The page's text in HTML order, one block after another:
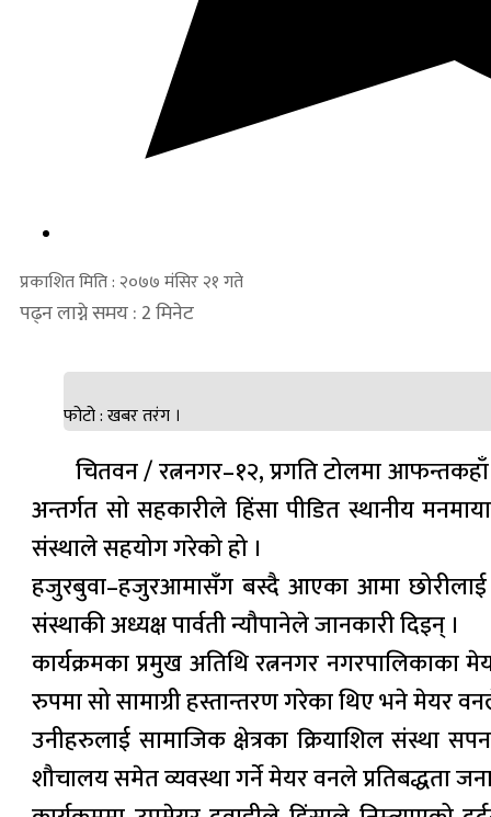
प्रकाशित मिति : २०७७ मंसिर २१ गते
पढ्न लाग्ने समय : 2 मिनेट
फोटो : खबर तरंग ।
चितवन / रत्ननगर–१२, प्रगति टोलमा
अन्तर्गत सो सहकारीले हिंसा पीडित स्थानीय
संस्थाले सहयोग गरेको हो ।
हजुरबुवा–हजुरआमासँग बस्दै आएका आमा छोरीलाई
संस्थाकी अध्यक्ष पार्वती न्यौपानेले जानकारी दिइन् ।
कार्यक्रमका प्रमुख अतिथि रत्ननगर नगरपालिकाका
रुपमा सो सामाग्री हस्तान्तरण गरेका थिए भने मेयर
उनीहरुलाई सामाजिक क्षेत्रका क्रियाशिल संस्था
शौचालय समेत व्यवस्था गर्ने मेयर वनले प्रतिबद्धता